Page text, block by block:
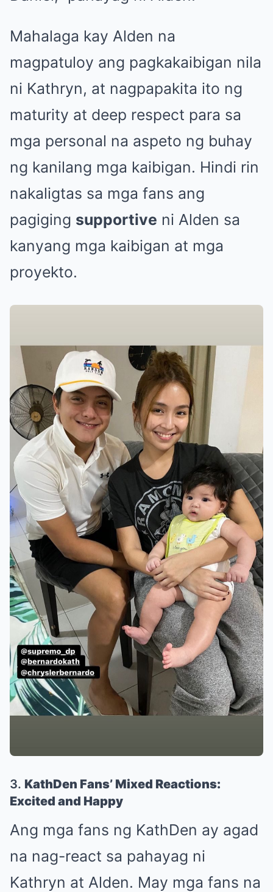
Mahalaga kay Alden na
magpatuloy ang pagkakaibigan nila
ni Kathryn, at nagpapakita ito ng
maturity at deep respect para sa
mga personal na aspeto ng buhay
ng kanilang mga kaibigan. Hindi rin
nakaligtas sa mga fans ang
pagiging supportive ni Alden sa
kanyang mga kaibigan at mga
proyekto.
3. KathDen Fans’ Mixed Reactions:
Excited and Happy
Ang mga fans ng KathDen ay agad
na nag-react sa pahayag ni
Kathryn at Alden. May mga fans na